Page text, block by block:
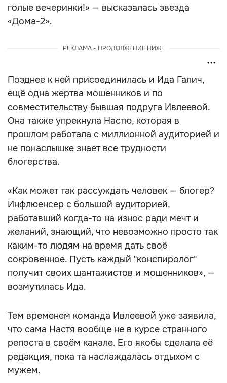
голые вечеринки!» — высказалась звезда
«Дома-2».
РЕКЛАМА - ПРОДОЛЖЕНИЕ НИЖЕ
Позднее к ней присоединилась и Ида Галич,
ещё одна жертва мошенников и по
совместительству бывшая подруга Ивлеевой.
Она также упрекнула Настю, которая в
прошлом работала с миллионной аудиторией и
не понаслышке знает все трудности
блогерства.
«Как может так рассуждать человек — блогер?
Инфлюенсер с большой аудиторией,
работавший когда-то на износ ради мечт и
желаний, знающий, что невозможно просто так
каким-то людям на время дать своё
сокровенное. Пусть каждый "конспиролог"
получит своих шантажистов и мошенников», —
возмутилась Ида.
Тем временем команда Ивлеевой уже заявила,
что сама Настя вообще не в курсе странного
репоста в своём канале. Его якобы сделала её
редакция, пока та наслаждалась отдыхом с
мужем.